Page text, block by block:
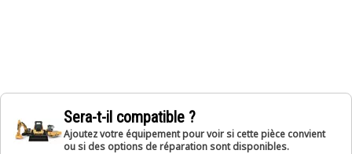
Sera-t-il compatible ?
Ajoutez votre équipement pour voir si cette pièce convient
ou si des options de réparation sont disponibles.